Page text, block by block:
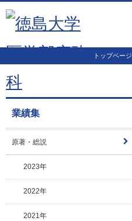
トップページ
業績集
原著・総説
2023年
2022年
2021年